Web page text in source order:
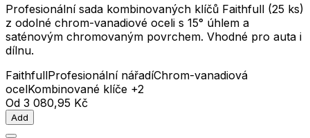
Profesionální sada kombinovaných klíčů Faithfull (25 ks)
z odolné chrom-vanadiové oceli s 15° úhlem a
saténovým chromovaným povrchem. Vhodné pro auta i
dílnu.
FaithfullProfesionální nářadíChrom-vanadiová
ocelKombinované klíče +2
Od 3 080,95 Kč
Add